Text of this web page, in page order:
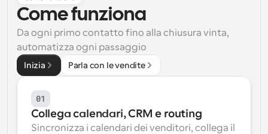
Programmazione potenziata con chiamate
Flussi di lavoro
Automatizzare la pianificazione e i promemoria
Blog
Rimani aggiornato con le ultime notizie e aggiornamenti
Riunioni Instantanee
Incontrare i clienti in pochi minuti
Come funziona
Da ogni primo contatto fino alla chiusura vinta,
automatizza ogni passaggio
Inizia Parla con le vendite
01
Collega calendari, CRM e routing
Sincronizza i calendari dei venditori, collega il